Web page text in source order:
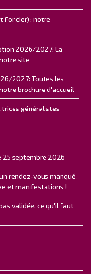
Foncier) : notre
2026/2027: La
site
2027: Toutes les
brochure d'accueil
généralistes
25 septembre 2026
rendez-vous manqué.
et manifestations !
validée, ce qu'il faut